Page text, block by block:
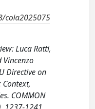
cola2025075
Luca Ratti,
Vincenzo
Directive on
COMMON